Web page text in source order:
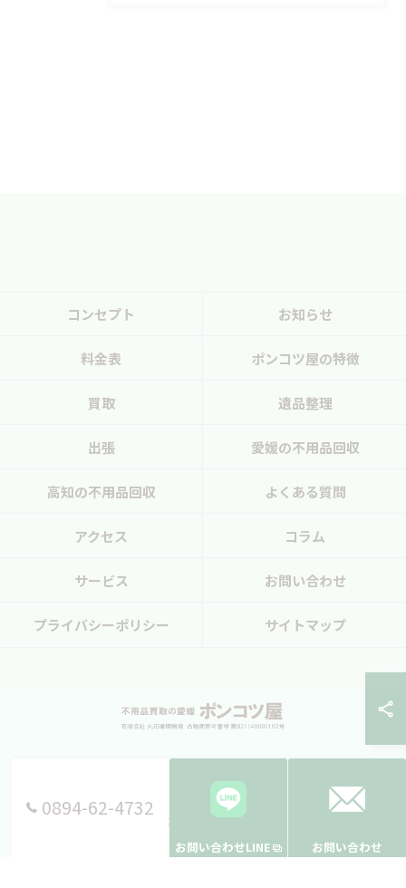
0894-62-4732
お問い合わせLINE お問い合わせ
コンセプト お知らせ
料金表 ポンコツ屋の特徴
買取 遺品整理
出張 愛媛の不用品回収
高知の不用品回収 よくある質問
アクセス コラム
サービス お問い合わせ
プライバシーポリシー サイトマップ
© 2026 愛媛県西予市の不用品回収ならポンコツ屋 ALL RIGHTS RESERVED.